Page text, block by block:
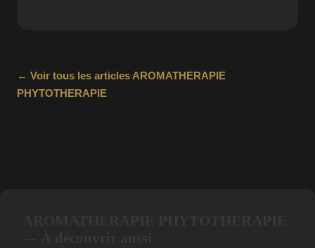
← Voir tous les articles AROMATHERAPIE
PHYTOTHERAPIE